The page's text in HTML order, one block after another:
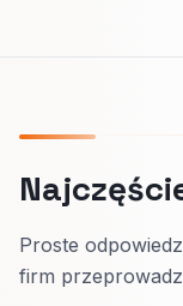
Proste
firm